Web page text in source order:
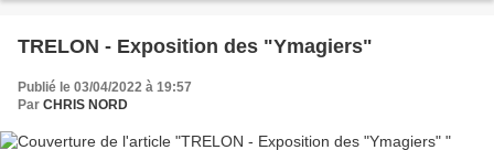
TRELON - Exposition des "Ymagiers"
Publié le 03/04/2022 à 19:57
Par CHRIS NORD